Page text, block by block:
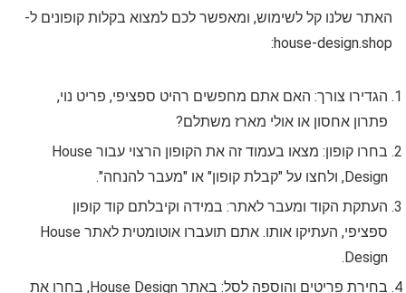
האתר שלנו קל לשימוש, ומאפשר לכם למצוא בקלות קופונים ל-
house-design.shop:
הגדירו צורך: האם אתם מחפשים רהיט ספציפי, פריט נוי,
פתרון אחסון או אולי מארז משתלם?
בחרו קופון: מצאו בעמוד זה את הקופון הרצוי עבור House
Design, ולחצו על "קבלת קופון" או "מעבר להנחה".
העתקת הקוד ומעבר לאתר: במידה וקיבלתם קוד קופון
ספציפי, העתיקו אותו. אתם תועברו אוטומטית לאתר House
Design.
בחירת פריטים והוספה לסל: באתר House Design, בחרו את